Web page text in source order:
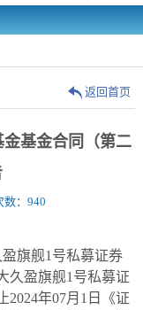
返回首页
金基金合同（第二
：940
旗舰1号私募证券
久盈旗舰1号私募证
2024年07月1日《证